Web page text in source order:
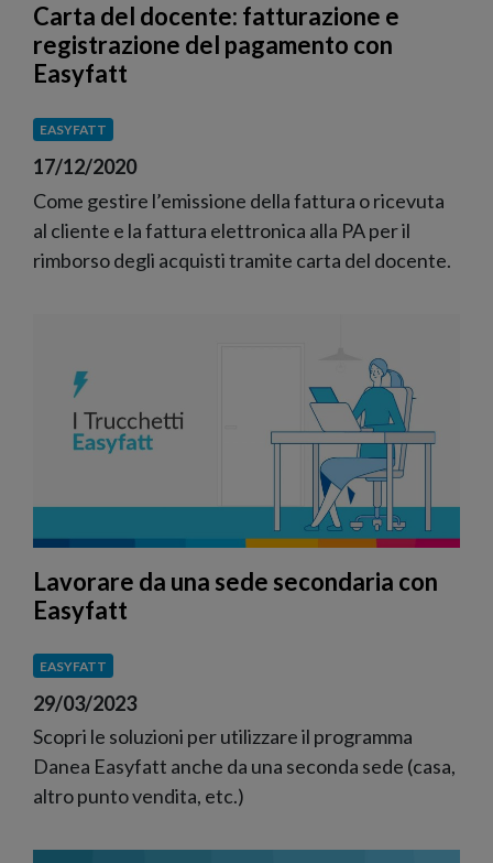
Carta del docente: fatturazione e
registrazione del pagamento con
Easyfatt
EASYFATT
17/12/2020
Come gestire l’emissione della fattura o ricevuta
al cliente e la fattura elettronica alla PA per il
rimborso degli acquisti tramite carta del docente.
Lavorare da una sede secondaria con
Easyfatt
EASYFATT
29/03/2023
Scopri le soluzioni per utilizzare il programma
Danea Easyfatt anche da una seconda sede (casa,
altro punto vendita, etc.)